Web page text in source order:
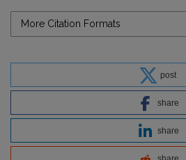
More Citation Formats
post
share
share